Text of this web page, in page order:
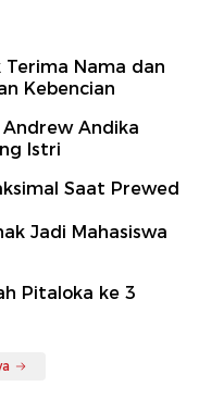
Terima Nama dan
Kebencian
Andika
Istri
Saat Prewed
Jadi Mahasiswa
Pitaloka ke 3